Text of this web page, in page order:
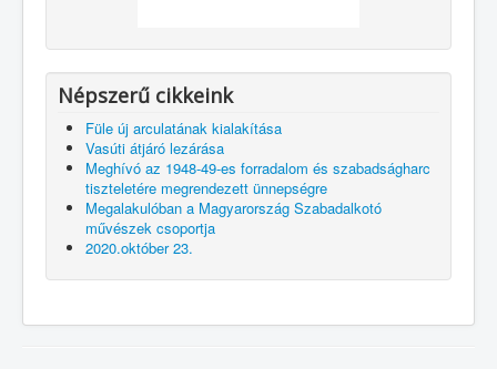
Népszerű cikkeink
Füle új arculatának kialakítása
Vasúti átjáró lezárása
Meghívó az 1948-49-es forradalom és szabadságharc
tiszteletére megrendezett ünnepségre
Megalakulóban a Magyarország Szabadalkotó
művészek csoportja
2020.október 23.